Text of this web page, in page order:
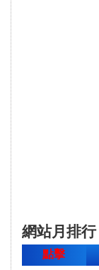
網站月排行
點擊